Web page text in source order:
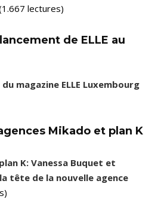
lectures)
de ELLE au
magazine ELLE Luxembourg
Mikado et plan K
K: Vanessa Buquet et
tête de la nouvelle agence